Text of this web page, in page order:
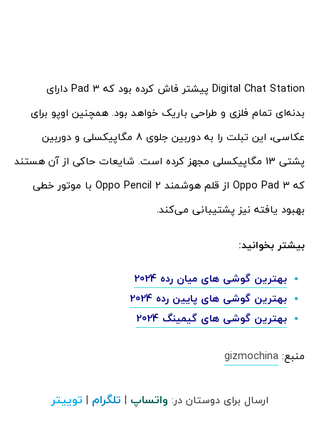
Digital Chat Station پیشتر فاش کرده بود که Pad 3 دارای
بدنه‌ای تمام فلزی و طراحی باریک خواهد بود. همچنین اوپو برای
عکاسی، این تبلت را به دوربین جلوی 8 مگاپیکسلی و دوربین
پشتی 13 مگاپیکسلی مجهز کرده است. شایعات حاکی از آن هستند
که Oppo Pad 3 از قلم هوشمند Oppo Pencil 2 با موتور خطی
بهبود یافته نیز پشتیبانی می‌کند.
بیشتر بخوانید:
بهترین گوشی های میان رده 2024
بهترین گوشی های پایین رده 2024
بهترین گوشی های گیمینگ 2024
منبع: gizmochina
ارسال برای دوستان در: واتساپ | تلگرام | توییتر